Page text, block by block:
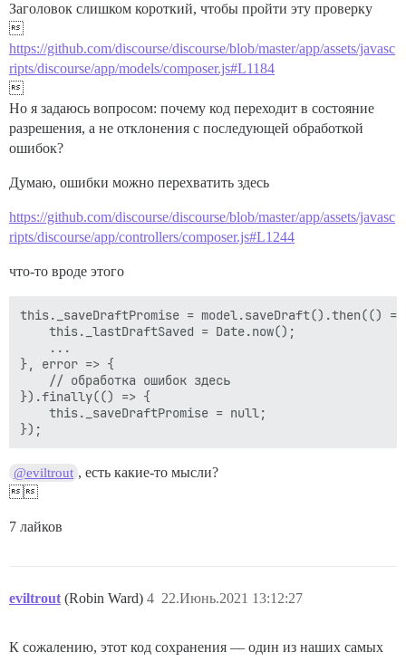
Заголовок слишком короткий, чтобы пройти эту проверку
https://github.com/discourse/discourse/blob/master/app/assets/javasc
ripts/discourse/app/models/composer.js#L1184
Но я задаюсь вопросом: почему код переходит в состояние
разрешения, а не отклонения с последующей обработкой
ошибок?
Думаю, ошибки можно перехватить здесь
https://github.com/discourse/discourse/blob/master/app/assets/javasc
ripts/discourse/app/controllers/composer.js#L1244
что-то вроде этого
this._saveDraftPromise = model.saveDraft().then(()
    this._lastDraftSaved = Date.now();
    ...
}, error => {
    // обработка ошибок здесь
}).finally(() => {
    this._saveDraftPromise = null;
@eviltrout , есть какие-то мысли?
7 лайков
eviltrout (Robin Ward) 22.Июнь.2021 13:12:27
4
К сожалению, этот код сохранения — один из наших самых